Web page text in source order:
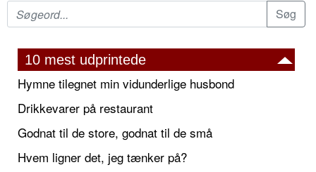
10 mest udprintede
Hymne tilegnet min vidunderlige husbond
Drikkevarer på restaurant
Godnat til de store, godnat til de små
Hvem ligner det, jeg tænker på?